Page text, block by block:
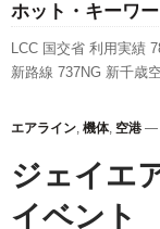
ホット・キーワ
LCC 国交省 利用実績
新路線 737NG 新千歳
グ 人事 福岡空港 スタ
ディングス
エアライン, 機体, 空港 —
ジェイエ
イベント